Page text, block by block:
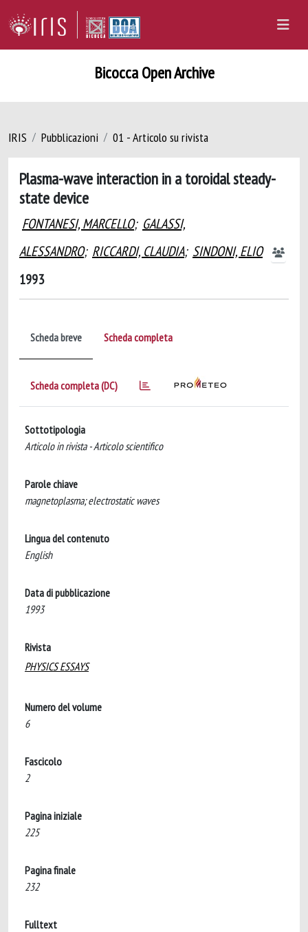
Bicocca Open Archive
IRIS Pubblicazioni 01 - Articolo su rivista
Plasma-wave interaction in a toroidal steady-
state device
FONTANESI, MARCELLO; GALASSI,
ALESSANDRO; RICCARDI, CLAUDIA; SINDONI, ELIO
1993
Scheda breve Scheda completa
Scheda completa (DC)
Sottotipologia
Articolo in rivista - Articolo scientifico
Parole chiave
magnetoplasma; electrostatic waves
Lingua del contenuto
English
Data di pubblicazione
1993
Rivista
PHYSICS ESSAYS
Numero del volume
6
Fascicolo
2
Pagina iniziale
225
Pagina finale
232
Fulltext